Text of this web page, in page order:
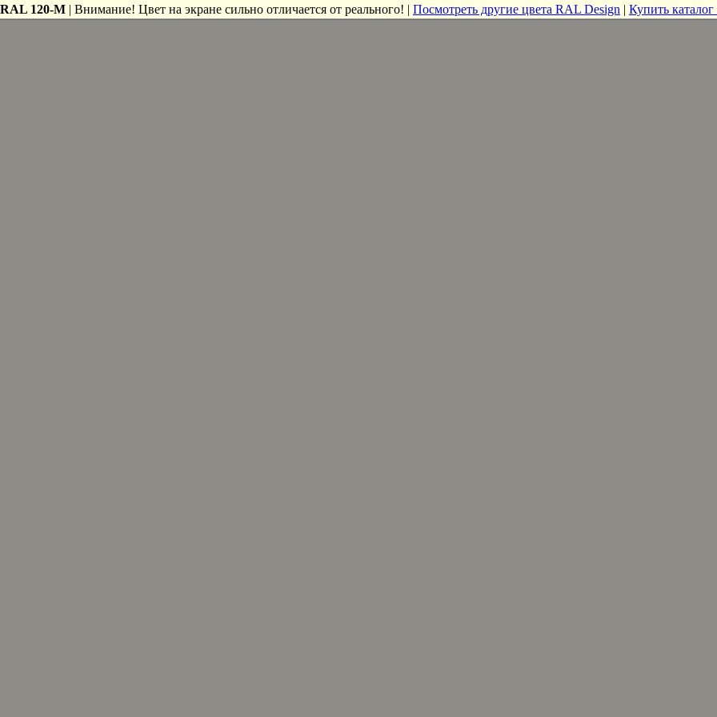
RAL 120-M | Внимание! Цвет на экране сильно отличается от реального! | Посмотреть другие цвета RAL Design | Купить